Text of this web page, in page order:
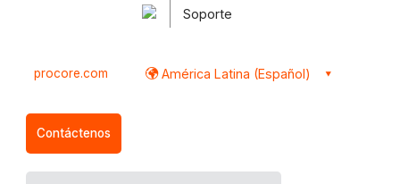
Soporte
procore.com América Latina (Español)
Contáctenos